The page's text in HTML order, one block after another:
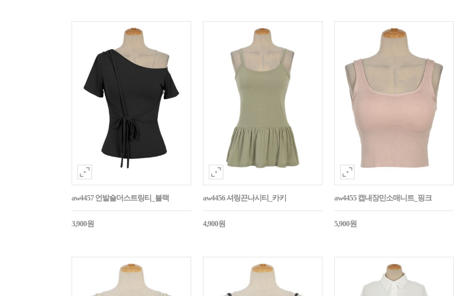
aw4457 언발숄더스트링티_블랙
3,900원
aw4456 셔링끈나시티_카키
4,900원
aw4455 캡내장민소매니트_핑크
5,900원